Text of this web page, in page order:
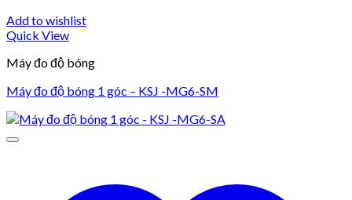
Add to wishlist
Quick View
Máy đo độ bóng
Máy đo độ bóng 1 góc – KSJ -MG6-SM